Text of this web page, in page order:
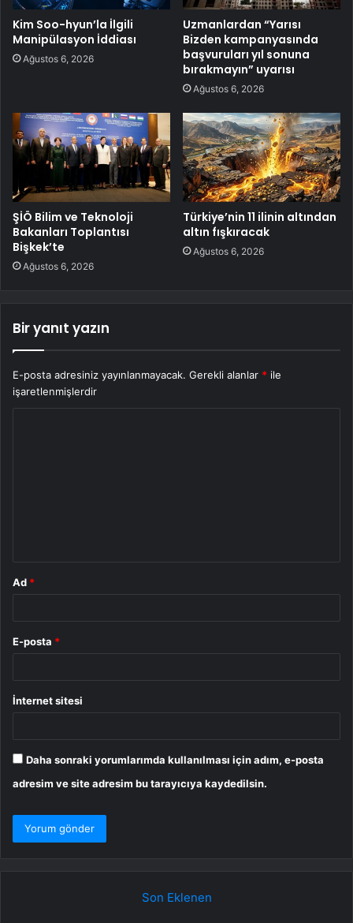
Kim Soo-hyun’la İlgili
Manipülasyon İddiası
Ağustos 6, 2026
Uzmanlardan “Yarısı
Bizden kampanyasında
başvuruları yıl sonuna
bırakmayın” uyarısı
Ağustos 6, 2026
ŞİÖ Bilim ve Teknoloji
Bakanları Toplantısı
Bişkek’te
Ağustos 6, 2026
Türkiye’nin 11 ilinin altından
altın fışkıracak
Ağustos 6, 2026
Bir yanıt yazın
E-posta adresiniz yayınlanmayacak. Gerekli alanlar * ile
işaretlenmişlerdir
Ad *
E-posta *
İnternet sitesi
Daha sonraki yorumlarımda kullanılması için adım, e-posta
adresim ve site adresim bu tarayıcıya kaydedilsin.
Son Eklenen